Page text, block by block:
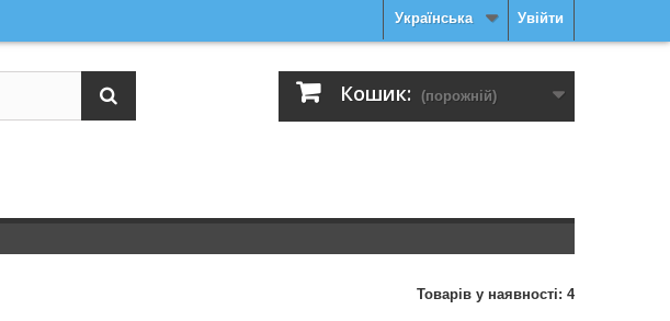
Увійти
Українська
Кошик: (порожній)
Товарів у наявності: 4